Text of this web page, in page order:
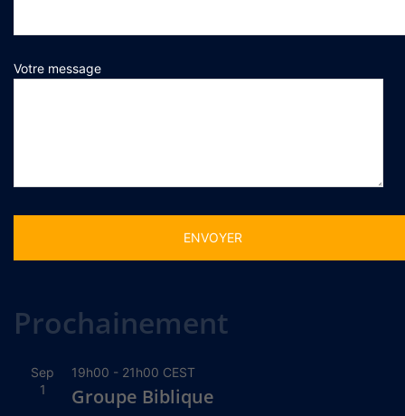
Votre message
Prochainement
Sep
1
19h00 - 21h00 CEST
Groupe Biblique